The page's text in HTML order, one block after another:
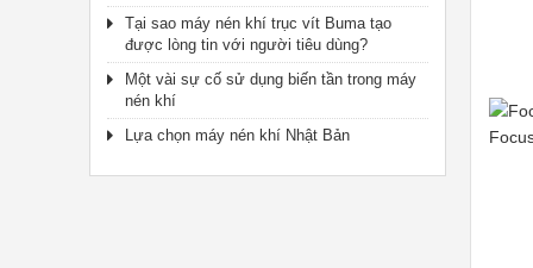
Tại sao máy nén khí trục vít Buma tạo
được lòng tin với người tiêu dùng?
Một vài sự cố sử dụng biến tần trong máy
nén khí
Lựa chọn máy nén khí Nhật Bản